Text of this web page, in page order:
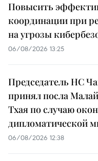
Повысить
координации при
на угрозы
06/08/2026 13:25
Председатель НС
принял посла
Тхая по случаю
дипломатической
06/08/2026 12:38